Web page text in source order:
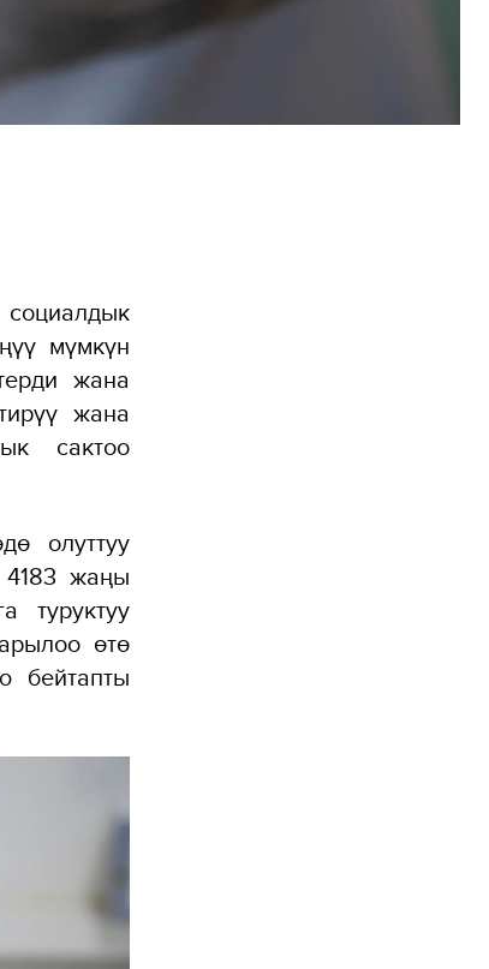
мүмкүн
жана
жана
сактоо
олуттуу
4183 жаңы
туруктуу
өтө
бейтапты